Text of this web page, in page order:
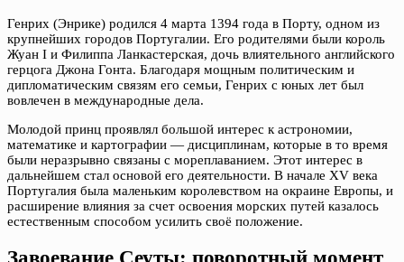
Генрих (Энрике) родился 4 марта 1394 года в Порту, одном из
крупнейших городов Португалии. Его родителями были король
Жуан I и Филиппа Ланкастерская, дочь влиятельного английского
герцога Джона Гонта. Благодаря мощным политическим и
дипломатическим связям его семьи, Генрих с юных лет был
вовлечен в международные дела.
Молодой принц проявлял большой интерес к астрономии,
математике и картографии — дисциплинам, которые в то время
были неразрывно связаны с мореплаванием. Этот интерес в
дальнейшем стал основой его деятельности. В начале XV века
Португалия была маленьким королевством на окраине Европы, и
расширение влияния за счет освоения морских путей казалось
естественным способом усилить своё положение.